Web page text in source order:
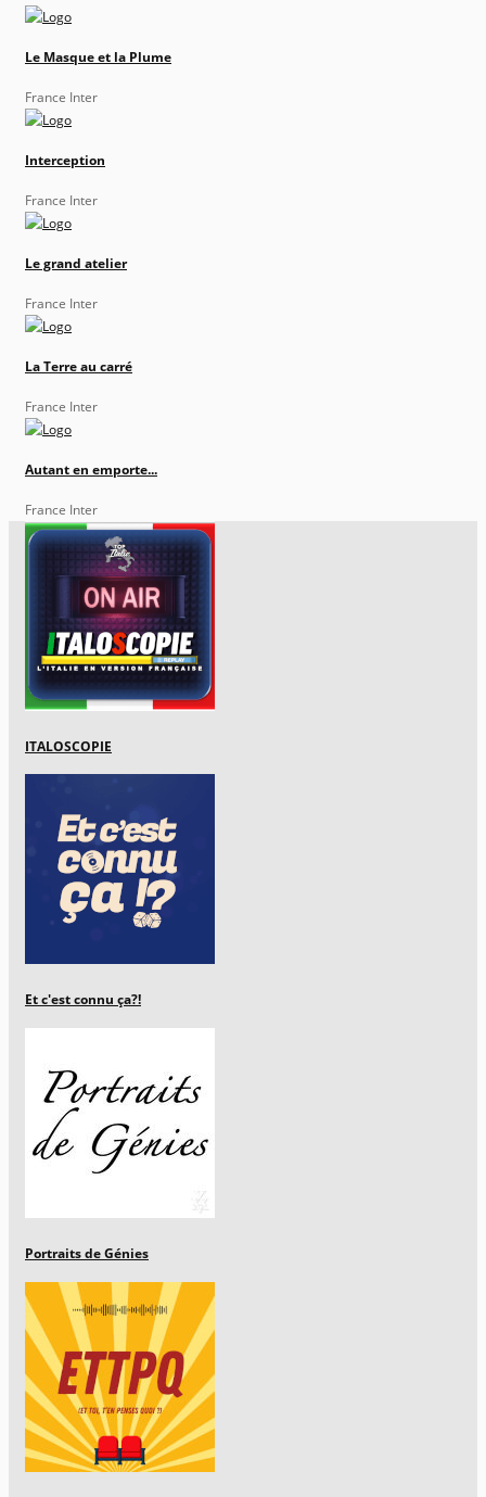
Le Masque et la Plume
France Inter
Interception
France Inter
Le grand atelier
France Inter
La Terre au carré
France Inter
Autant en emporte...
France Inter
ITALOSCOPIE
Et c'est connu ça?!
Portraits de Génies